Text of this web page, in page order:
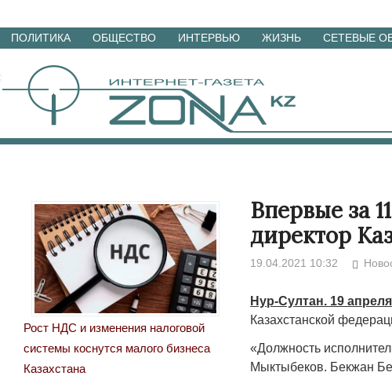
Перейти
материалам
ПОЛИТИКА ОБЩЕСТВО ИНТЕРВЬЮ ЖИЗНЬ СЕТЕВЫЕ
Впервые за
директор
19.04.2021 10:32
Нур-Султан. 19
Казахстанской
«Должность
Мыктыбеков. Бекжан
Рост НДС и изменения налоговой
системы коснутся малого бизнеса
Казахстана
Народ выбрал свет